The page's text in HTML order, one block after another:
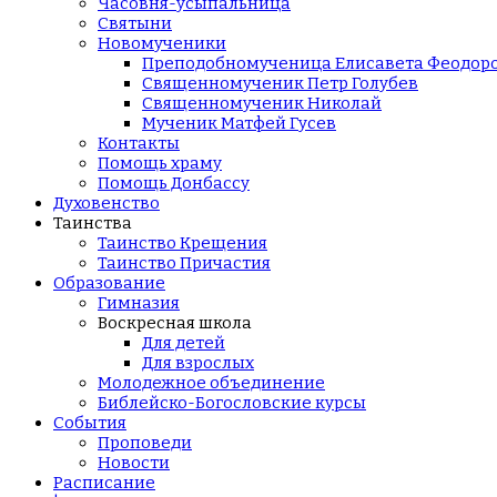
Святыни
Новомученики
Преподобномученица Елисавета
Священномученик Петр Голубев
Священномученик Николай
Мученик Матфей Гусев
Контакты
Помощь храму
Помощь Донбассу
Духовенство
Таинства
Таинство Крещения
Таинство Причастия
Образование
Гимназия
Воскресная школа
Для детей
Для взрослых
Молодежное объединение
Библейско-Богословские курсы
События
Проповеди
Новости
Расписание